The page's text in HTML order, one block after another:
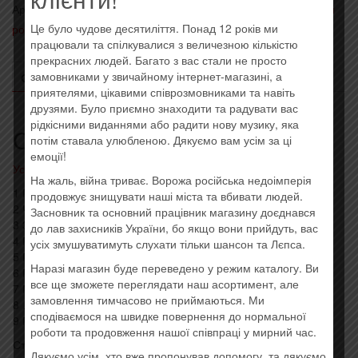
Артикул:SZCD 0454-20
рок, панк, ска,Последние поступления
ОПИСАНИЕ ОТЗЫВЫ (0)
Описание
Усі товари: Тараканы!
1 Голый Король
2 Чем Пахнут Деньги
3 32 Мая
4 Побег Из Шоушенка
5 Громче Грома
6 Прокрастинаторы
7 Мое Поколение
8 …И Ничего Кроме Правды
9 Прокрастинаторы (Demo)
Це було чудове десятиліття. Понад 12 років ми
працювали та спілкувалися з величезною кількістю
прекрасних людей. Багато з вас стали не просто
замовниками у звичайному інтернет-магазині, а
приятелями, цікавими співрозмовниками та навіть
друзями. Було приємно знаходити та радувати вас
рідкісними виданнями або радити нову музику, яка
потім ставала улюбленою. Дякуємо вам усім за ці
емоції!
На жаль, війна триває. Ворожа російська недоімперія
продовжує знищувати наші міста та вбивати людей.
Засновник та основний працівник магазину доєднався
до лав захисників України, бо якщо вони прийдуть, вас
усіх змушуватимуть слухати тільки шансон та Лєпса.
Наразі магазин буде переведено у режим каталогу. Ви
все ще зможете переглядати наш асортимент, але
замовлення тимчасово не приймаються. Ми
сподіваємося на швидке повернення до нормальної
роботи та продовження нашої співпраці у мирний час.